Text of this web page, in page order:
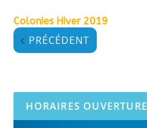
Colonies Hiver 2019
PRÉCÉDENT
HORAIRES